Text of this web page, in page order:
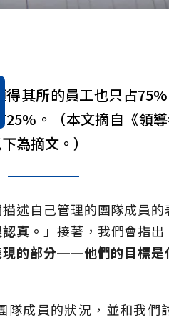
其所的員工也只占
。（本文摘自《領
為摘文。）
述自己管理的團隊成員
真。 」接著，我們會指出
的部分──他們的目標是
成員的狀況，並和我們